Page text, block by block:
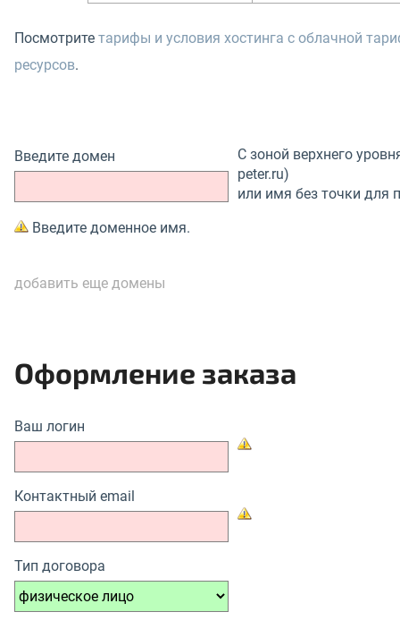
Посмотрите тарифы и условия хостинга с облачной
ресурсов.
Введите домен
С зоной верхнего
peter.ru)
или имя без точки для
Введите доменное имя.
добавить еще домены
Оформление заказа
Ваш логин
Контактный email
Тип договора